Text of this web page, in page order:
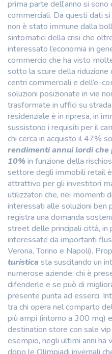
prima parte dell’anno si
commerciali. Da questi dati
non è stato immune dalla
sintomatici della crisi che
interessato l’economia in
commercio che ha visto
sotto la scure della riduzione
centri commerciali e dell’e-
soluzioni posizionate in vie
trasformate in uffici su
residenziale è in ripresa, in
sussistono i requisiti per il
chi cerca in acquisto il 47%
rendimenti annui lordi che
10%in funzione della
settore degli immobili retail
attrattivo per gli investitori
utilizzatori che, nei momenti
interessati alle soluzioni ben
registra una domanda
street delle principali città, in
interessate da importanti
Verona, Torino e Napoli).
turistica sta suscitando un
numerose aziende: chi è
difenderle e se può di
presente punta ad esserci.
tra chi opera nel comparto
più ampi (intorno a 300 mq)
destination store con sale
esempio, negli ultimi anni ha